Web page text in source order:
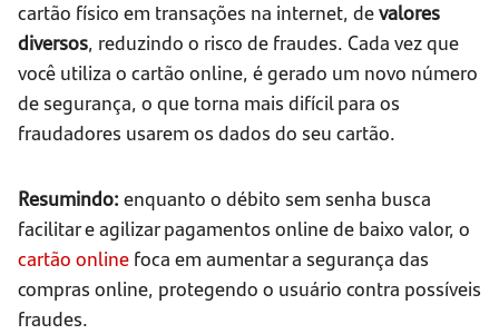
cartão físico em transações na internet, devalores
diversos, reduzindo o risco de fraudes. Cada vez que
você utiliza o cartão online, é gerado um novo número
de segurança, o que torna mais difícil para os
fraudadores usarem os dados do seu cartão.
Resumindo: enquanto o débito sem senha busca
facilitar e agilizar pagamentos online de baixo valor, o
cartão online foca em aumentar a segurança das
compras online, protegendo o usuário contra possíveis
fraudes.